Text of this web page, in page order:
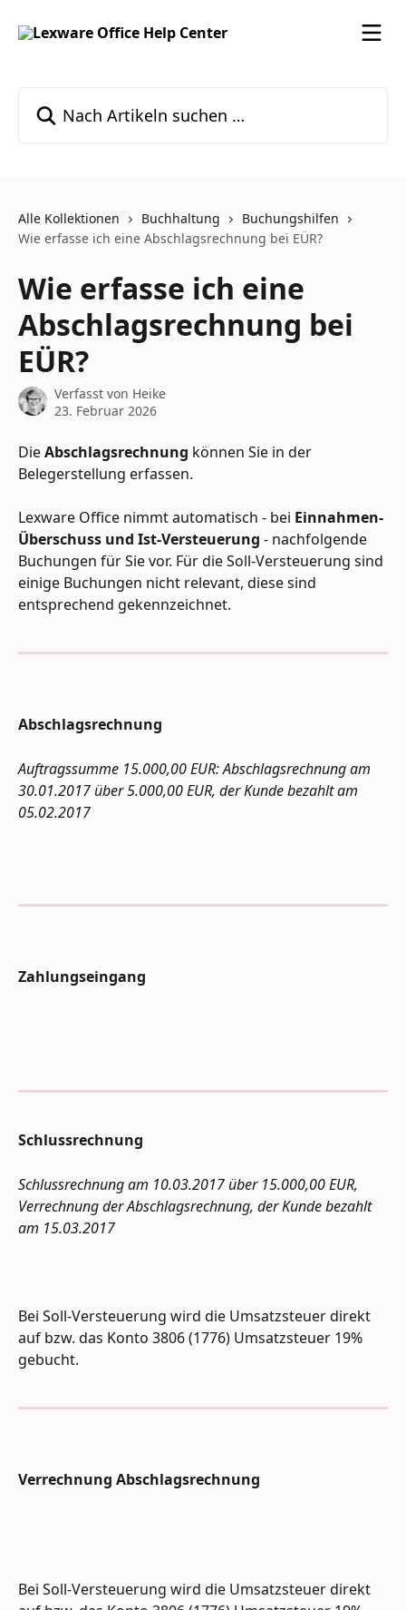
Alle Kollektionen Buchhaltung
Buchungshilfen
Wie erfasse ich eine Abschlagsrechnung bei EÜR?
Wie erfasse ich eine
Abschlagsrechnung bei
EÜR?
Verfasst von Heike
23. Februar 2026
Die Abschlagsrechnung können Sie in der
Belegerstellung erfassen.
Lexware Office nimmt automatisch - bei Einnahmen-
Überschuss und Ist-Versteuerung - nachfolgende
Buchungen für Sie vor. Für die Soll-Versteuerung sind
einige Buchungen nicht relevant, diese sind
entsprechend gekennzeichnet.
Abschlagsrechnung
Auftragssumme 15.000,00 EUR: Abschlagsrechnung am
30.01.2017 über 5.000,00 EUR, der Kunde bezahlt am
05.02.2017
Zahlungseingang
Schlussrechnung
Schlussrechnung am 10.03.2017 über 15.000,00 EUR,
Verrechnung der Abschlagsrechnung, der Kunde bezahlt
am 15.03.2017
Bei Soll-Versteuerung wird die Umsatzsteuer direkt
auf bzw. das Konto 3806 (1776) Umsatzsteuer 19%
gebucht.
Verrechnung Abschlagsrechnung
Bei Soll-Versteuerung wird die Umsatzsteuer direkt